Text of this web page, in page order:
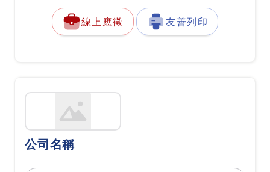
線上應徵 友善列印
公司名稱